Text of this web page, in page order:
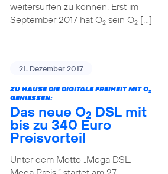
weitersurfen zu können. Erst im
September 2017 hat O2sein O2[…]
21. Dezember 2017
ZU HAUSE DIE DIGITALE FREIHEIT MIT O2
GENIESSEN:
Das neue O2 DSL mit
bis zu 340 Euro
Preisvorteil
Unter dem Motto „Mega DSL.